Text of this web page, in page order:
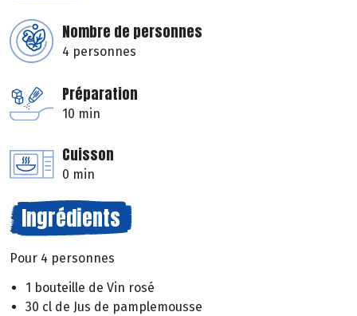
Nombre de personnes
4 personnes
Préparation
10 min
Cuisson
0 min
Ingrédients
Pour 4 personnes
1 bouteille de Vin rosé
30 cl de Jus de pamplemousse